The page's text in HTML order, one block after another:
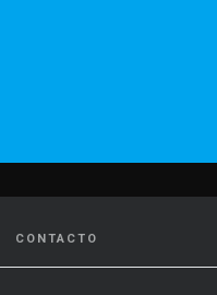
CONTACTO